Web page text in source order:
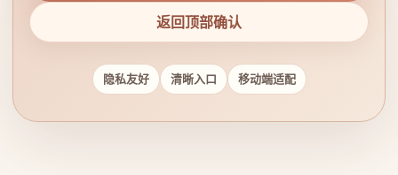
返回顶部确认
隐私友好 清晰入口 移动端适配